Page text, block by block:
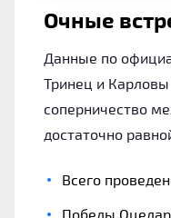
Очные
Данные по
Тринец и
соперничество
достаточно
Всего
Победы